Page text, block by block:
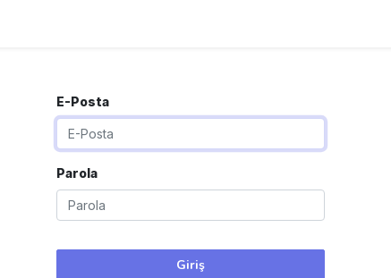
E-Posta
Parola
Giriş